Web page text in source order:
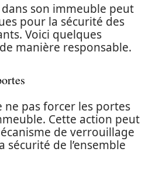
son immeuble peut
pour la sécurité des
Voici quelques
manière responsable.
pas forcer les portes
Cette action peut
de verrouillage
de l’ensemble